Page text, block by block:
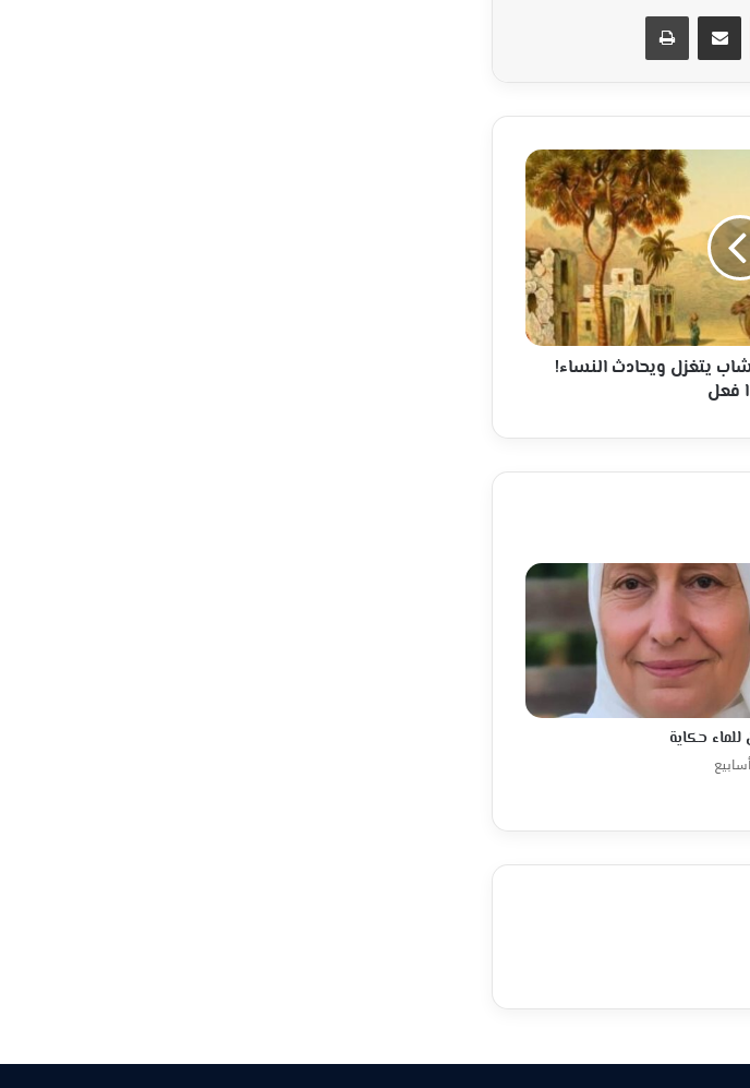
‫Pocket مشاركة عبر البريد طباعة
يتغزل ويحادث النساء!
فعل
حكاية